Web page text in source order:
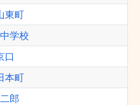
東町
学校
口
本町
郎